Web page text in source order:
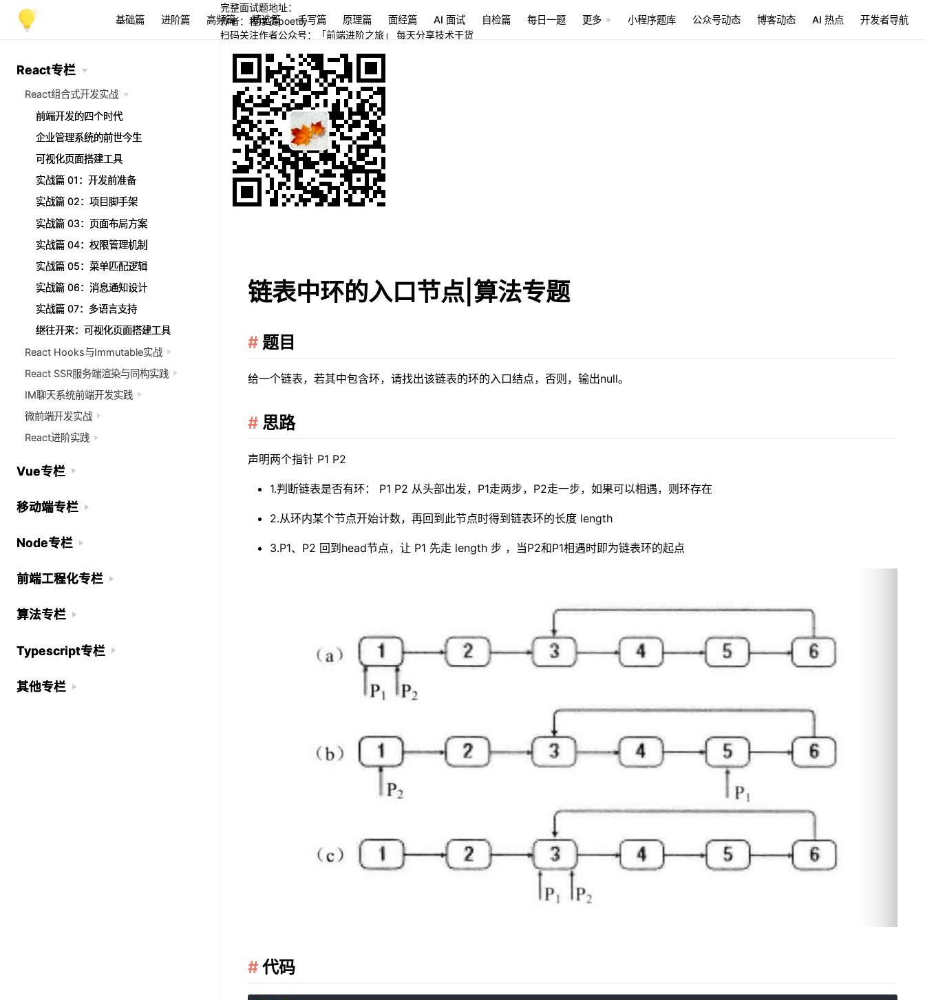
基础篇 进阶篇 高频篇 精选篇 手写篇 原理篇 面经篇 AI 面试 自检篇 每日一题 更多 小程序题库 公众号动态 博客动态 AI 热点 开发者导航
完整面试题地址：
作者：程序员poetry
扫码关注作者公众号：「前端进阶之旅」 每天分享技术干货
链表中环的入口节点|算法专题
题目
给一个链表，若其中包含环，请找出该链表的环的入口结点，否则，输出null。
思路
声明两个指针 P1 P2
1.判断链表是否有环： P1 P2 从头部出发，P1走两步，P2走一步，如果可以相遇，则环存在
2.从环内某个节点开始计数，再回到此节点时得到链表环的长度 length
3.P1、P2 回到head节点，让 P1 先走 length 步 ，当P2和P1相遇时即为链表环的起点
代码
React专栏
React组合式开发实战
前端开发的四个时代
企业管理系统的前世今生
可视化页面搭建工具
实战篇 01：开发前准备
实战篇 02：项目脚手架
实战篇 03：页面布局方案
实战篇 04：权限管理机制
实战篇 05：菜单匹配逻辑
实战篇 06：消息通知设计
实战篇 07：多语言支持
继往开来：可视化页面搭建工具
React Hooks与Immutable实战
React SSR服务端渲染与同构实践
IM聊天系统前端开发实践
微前端开发实战
React进阶实践
Vue专栏
移动端专栏
Node专栏
前端工程化专栏
算法专栏
Typescript专栏
其他专栏
React专栏
React组合式开发实战
前端开发的四个时代
企业管理系统的前世今生
可视化页面搭建工具
实战篇 01：开发前准备
实战篇 02：项目脚手架
实战篇 03：页面布局方案
实战篇 04：权限管理机制
实战篇 05：菜单匹配逻辑
实战篇 06：消息通知设计
实战篇 07：多语言支持
继往开来：可视化页面搭建工具
React Hooks与Immutable实战
React SSR服务端渲染与同构实践
IM聊天系统前端开发实践
微前端开发实战
React进阶实践
Vue专栏
移动端专栏
Node专栏
前端工程化专栏
算法专栏
Typescript专栏
其他专栏